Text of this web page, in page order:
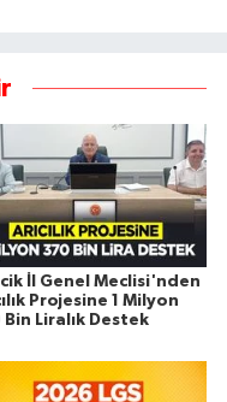
İl Genel Meclisi'nden
Projesine 1 Milyon
Bin Liralık Destek